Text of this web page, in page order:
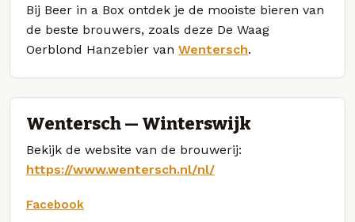
Bij Beer in a Box ontdek je de mooiste bieren van
de beste brouwers, zoals deze De Waag
Oerblond Hanzebier van Wentersch.
Wentersch — Winterswijk
Bekijk de website van de brouwerij:
https://www.wentersch.nl/nl/
Facebook